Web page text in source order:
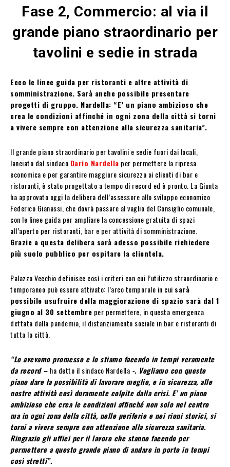
Fase 2, Commercio: al via il
grande piano straordinario per
tavolini e sedie in strada
Ecco le linee guida per ristoranti e altre attività di
somministrazione. Sarà anche possibile presentare
progetti di gruppo. Nardella: “E’ un piano ambizioso che
crea le condizioni affinché in ogni zona della città si torni
a vivere sempre con attenzione alla sicurezza sanitaria”.
Il grande piano straordinario per tavolini e sedie fuori dai locali,
lanciato dal sindaco Dario Nardella per permettere la ripresa
economica e per garantire maggiore sicurezza ai clienti di bar e
ristoranti, è stato progettato a tempo di record ed è pronto. La Giunta
ha approvato oggi la delibera dell’assessore allo sviluppo economico
Federico Gianassi, che dovrà passare al vaglio del Consiglio comunale,
con le linee guida per ampliare la concessione gratuita di spazi
all’aperto per ristoranti, bar e per attività di somministrazione.
Grazie a questa delibera sarà adesso possibile richiedere
più suolo pubblico per ospitare la clientela.
Palazzo Vecchio definisce così i criteri con cui l’utilizzo straordinario e
temporaneo può essere attivato: l’arco temporale in cui sarà
possibile usufruire della maggiorazione di spazio sarà dal 1
giugno al 30 settembre per permettere, in questa emergenza
dettata dalla pandemia, il distanziamento sociale in bar e ristoranti di
tutta la città.
“Lo avevamo promesso e lo stiamo facendo in tempi veramente
da record – ha detto il sindaco Nardella -. Vogliamo con questo
piano dare la possibilità di lavorare meglio, e in sicurezza, alle
nostre attività così duramente colpite dalla crisi. E’ un piano
ambizioso che crea le condizioni affinché non solo nel centro
ma in ogni zona della città, nelle periferie e nei rioni storici, si
torni a vivere sempre con attenzione alla sicurezza sanitaria.
Ringrazio gli uffici per il lavoro che stanno facendo per
permettere a questo grande piano di andare in porto in tempi
così stretti”.